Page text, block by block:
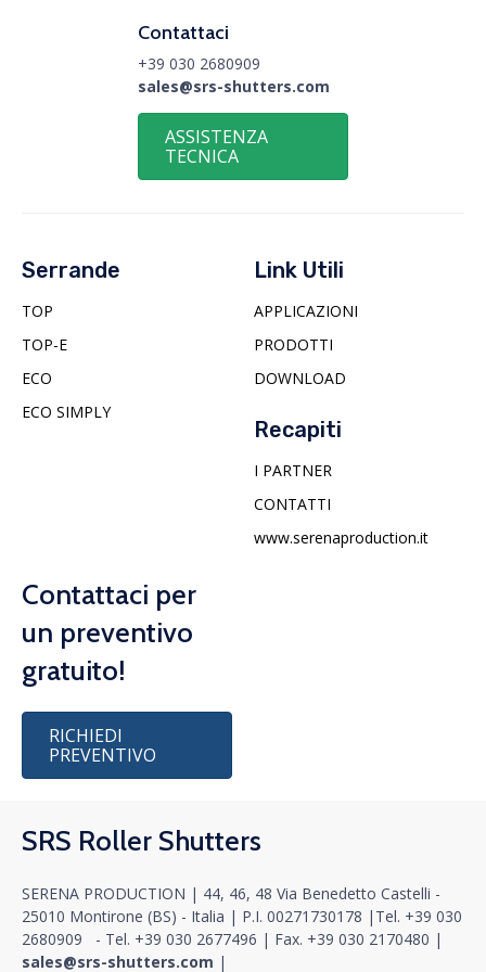
Contattaci
+39 030 2680909
sales@srs-shutters.com
ASSISTENZA
TECNICA
Serrande
TOP
TOP-E
ECO
ECO SIMPLY
Link Utili
APPLICAZIONI
PRODOTTI
DOWNLOAD
Recapiti
I PARTNER
CONTATTI
www.serenaproduction.it
Contattaci per
un preventivo
gratuito!
RICHIEDI
PREVENTIVO
SRS Roller Shutters
SERENA PRODUCTION | 44, 46, 48 Via Benedetto Castelli -
25010 Montirone (BS) - Italia | P.I. 00271730178 | Tel. +39 030
2680909 - Tel. +39 030 2677496 | Fax. +39 030 2170480 |
sales@srs-shutters.com |